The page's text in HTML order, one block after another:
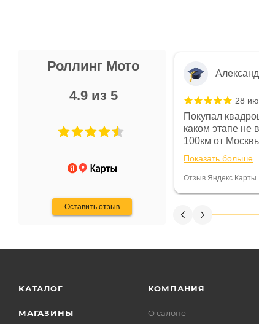
Роллинг Мото
4.9 из 5
Оставить отзыв
Не понравились условия
и дают только на год)
28
Покупал
каком этапе не
100км от
спидометре
постоянно
Считаю, что это
Показать больше
Отзыв Яндекс.Карты
КАТАЛОГ
МАГАЗИНЫ
КОМПАНИЯ
О салоне